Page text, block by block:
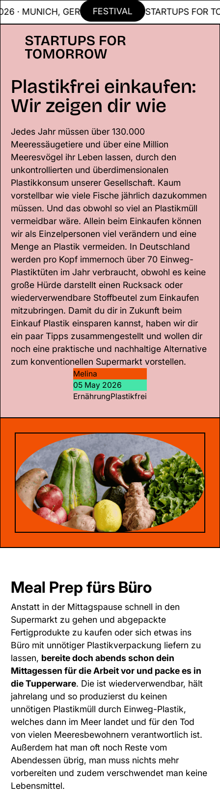
MUNICH, GER FESTIVAL STARTUPS FOR
Plastikfrei einkaufen:
Wir zeigen dir wie
Jedes Jahr müssen über 130.000
Meeressäugetiere und über eine Million
Meeresvögel ihr Leben lassen, durch den
unkontrollierten und überdimensionalen
Plastikkonsum unserer Gesellschaft. Kaum
vorstellbar wie viele Fische jährlich dazukommen
müssen. Und das obwohl so viel an Plastikmüll
vermeidbar wäre. Allein beim Einkaufen können
wir als Einzelpersonen viel verändern und eine
Menge an Plastik vermeiden. In Deutschland
werden pro Kopf immernoch über 70 Einweg-
Plastiktüten im Jahr verbraucht, obwohl es keine
große Hürde darstellt einen Rucksack oder
wiederverwendbare Stoffbeutel zum Einkaufen
mitzubringen. Damit du dir in Zukunft beim
Einkauf Plastik einsparen kannst, haben wir dir
ein paar Tipps zusammengestellt und wollen dir
noch eine praktische und nachhaltige Alternative
zum konventionellen Supermarkt vorstellen.
Melina
05 May 2026
ErnährungPlastikfrei
Meal Prep fürs Büro
Anstatt in der Mittagspause schnell in den
Supermarkt zu gehen und abgepackte
Fertigprodukte zu kaufen oder sich etwas ins
Büro mit unnötiger Plastikverpackung liefern zu
lassen, bereite doch abends schon dein
Mittagessen für die Arbeit vor und packe es in
die Tupperware. Die ist wiederverwendbar, hält
jahrelang und so produzierst du keinen
unnötigen Plastikmüll durch Einweg-Plastik,
welches dann im Meer landet und für den Tod
von vielen Meeresbewohnern verantwortlich ist.
Außerdem hat man oft noch Reste vom
Abendessen übrig, man muss nichts mehr
vorbereiten und zudem verschwendet man keine
Lebensmittel.